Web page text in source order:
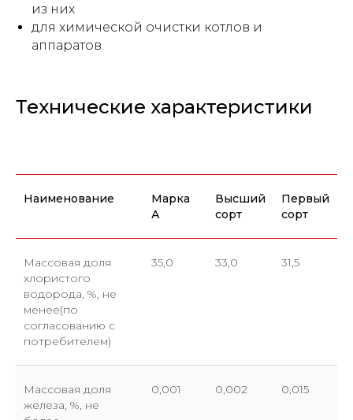
из них
для химической очистки котлов и
аппаратов.
Технические характеристики
Наименование
Марка
А
Высший
сорт
Первый
сорт
Массовая доля
хлористого
водорода, %, не
менее(по
согласованию с
потребителем)
35,0 33,0 31,5
Массовая доля
железа, %, не
0,001 0,002 0,015